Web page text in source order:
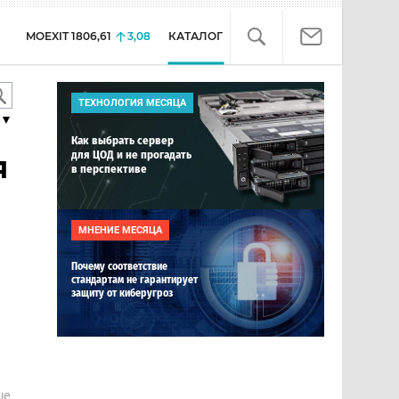
MOEXIT 1806,61 3,08 КАТАЛОГ
ТЕХНОЛОГИЯ МЕСЯЦА
Как выбрать сервер
для ЦОД и не прогадать
в перспективе
МНЕНИЕ МЕСЯЦА
Почему соответствие
стандартам не гарантирует
защиту от киберугроз